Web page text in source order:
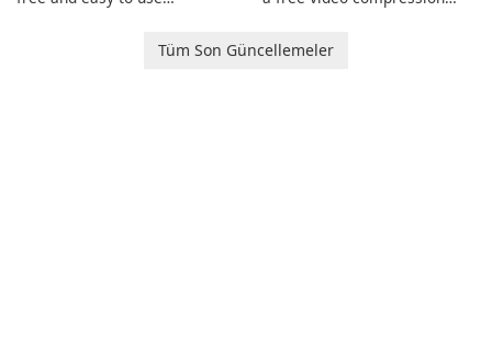
developed by EasyMC. It
users to compress media
Tüm Son Güncellemeler